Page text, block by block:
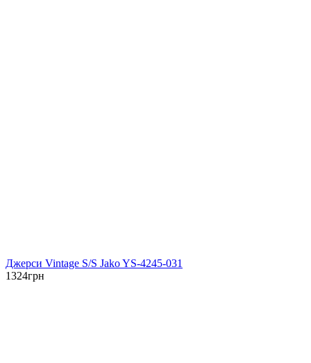
Джерси Vintage S/S Jako YS-4245-031
1324грн